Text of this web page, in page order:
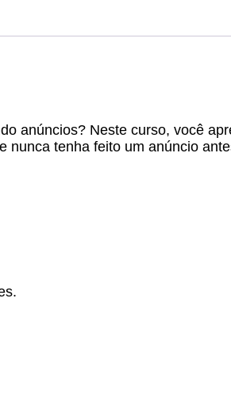
anúncios? Neste curso, você
nunca tenha feito um anúncio